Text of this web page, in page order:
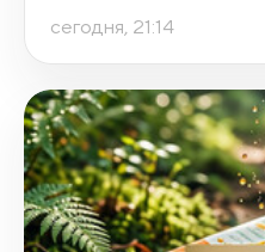
сегодня, 21:14